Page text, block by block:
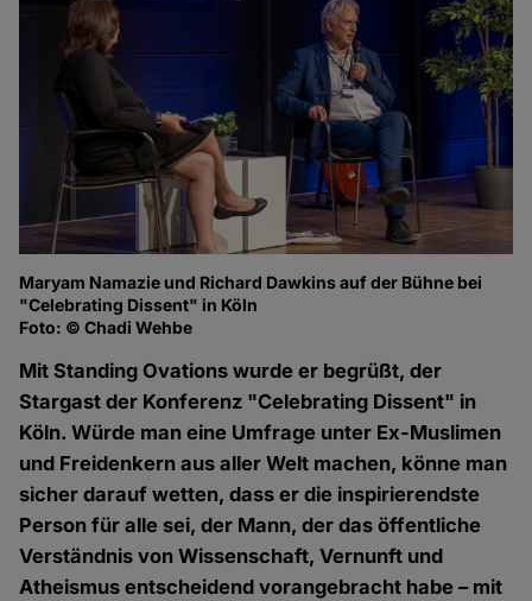
Maryam Namazie und Richard Dawkins auf der Bühne bei
"Celebrating Dissent" in Köln
Foto: © Chadi Wehbe
Mit Standing Ovations wurde er begrüßt, der
Stargast der Konferenz "Celebrating Dissent" in
Köln. Würde man eine Umfrage unter Ex-Muslimen
und Freidenkern aus aller Welt machen, könne man
sicher darauf wetten, dass er die inspirierendste
Person für alle sei, der Mann, der das öffentliche
Verständnis von Wissenschaft, Vernunft und
Atheismus entscheidend vorangebracht habe – mit